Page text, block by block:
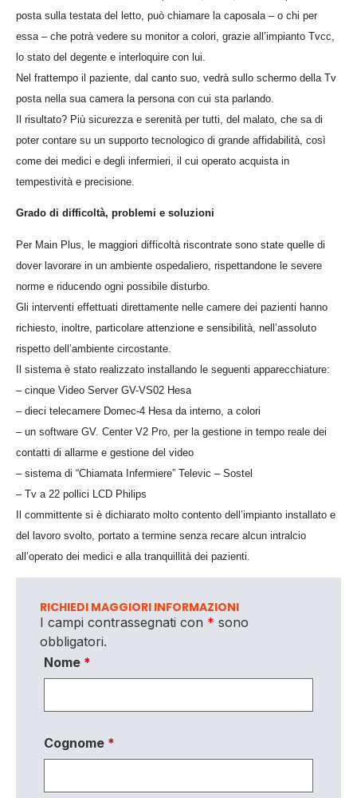
posta sulla testata del letto, può chiamare la caposala – o chi per
essa – che potrà vedere su monitor a colori, grazie all’impianto Tvcc,
lo stato del degente e interloquire con lui.
Nel frattempo il paziente, dal canto suo, vedrà sullo schermo della Tv
posta nella sua camera la persona con cui sta parlando.
Il risultato? Più sicurezza e serenità per tutti, del malato, che sa di
poter contare su un supporto tecnologico di grande affidabilità, così
come dei medici e degli infermieri, il cui operato acquista in
tempestività e precisione.
Grado di difficoltà, problemi e soluzioni
Per Main Plus, le maggiori difficoltà riscontrate sono state quelle di
dover lavorare in un ambiente ospedaliero, rispettandone le severe
norme e riducendo ogni possibile disturbo.
Gli interventi effettuati direttamente nelle camere dei pazienti hanno
richiesto, inoltre, particolare attenzione e sensibilità, nell’assoluto
rispetto dell’ambiente circostante.
Il sistema è stato realizzato installando le seguenti apparecchiature:
– cinque Video Server GV-VS02 Hesa
– dieci telecamere Domec-4 Hesa da interno, a colori
– un software GV. Center V2 Pro, per la gestione in tempo reale dei
contatti di allarme e gestione del video
– sistema di “Chiamata Infermiere” Televic – Sostel
– Tv a 22 pollici LCD Philips
Il committente si è dichiarato molto contento dell’impianto installato e
del lavoro svolto, portato a termine senza recare alcun intralcio
all’operato dei medici e alla tranquillità dei pazienti.
RICHIEDI MAGGIORI INFORMAZIONI
I campi contrassegnati con * sono
obbligatori.
Nome *
Cognome *